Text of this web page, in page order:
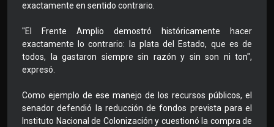
exactamente en sentido contrario.
"El Frente Amplio demostró históricamente hacer
exactamente lo contrario: la plata del Estado, que es de
todos, la gastaron siempre sin razón y sin son ni ton",
expresó.
Como ejemplo de ese manejo de los recursos públicos, el
senador defendió la reducción de fondos prevista para el
Instituto Nacional de Colonización y cuestionó la compra de